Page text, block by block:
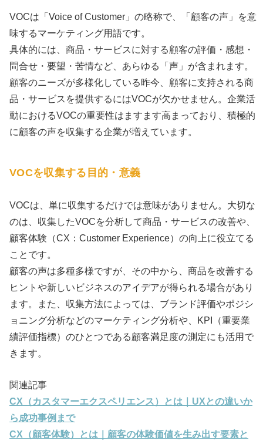
VOCは「Voice of Customer」の略称で、「顧客の声」を意
味するマーケティング用語です。
具体的には、商品・サービスに対する顧客の評価・感想・
問合せ・要望・苦情など、あらゆる「声」が含まれます。
顧客のニーズが多様化している昨今、顧客に支持される商
品・サービスを提供するにはVOCが欠かせません。企業活
動におけるVOCの重要性はますます高まっており、積極的
に顧客の声を収集する企業が増えています。
VOCを収集する目的・意義
VOCは、単に収集するだけでは意味がありません。大切な
のは、収集したVOCを分析して商品・サービスの改善や、
顧客体験（CX：Customer Experience）の向上に役立てる
ことです。
顧客の声は多種多様ですが、その中から、商品を改善する
ヒントや新しいビジネスのアイデアが得られる場合があり
ます。また、収集方法によっては、ブランド評価やポジシ
ョニング分析などのマーケティング分析や、KPI（重要業
績評価指標）のひとつである顧客満足度の測定にも活用で
きます。
関連記事
CX（カスタマーエクスペリエンス）とは｜UXとの違いか
ら成功事例まで
CX（顧客体験）とは｜顧客の体験価値を生み出す要素と